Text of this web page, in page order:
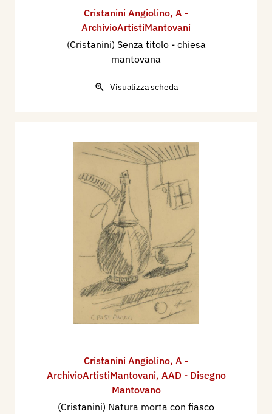
Cristanini Angiolino, A -
ArchivioArtistiMantovani
(Cristanini) Senza titolo - chiesa
mantovana
Visualizza scheda
Cristanini Angiolino, A -
ArchivioArtistiMantovani, AAD - Disegno
Mantovano
(Cristanini) Natura morta con fiasco